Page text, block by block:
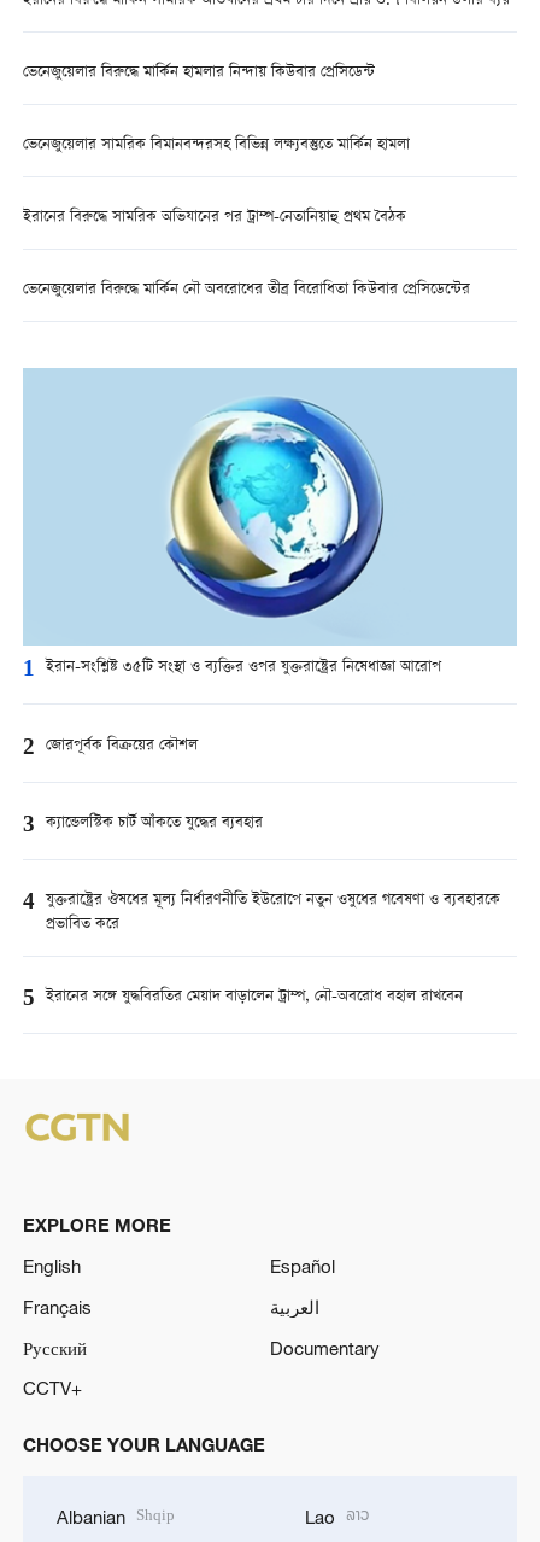
ভেনেজুয়েলার বিরুদ্ধে মার্কিন হামলার নিন্দায় কিউবার প্রেসিডেন্ট
ভেনেজুয়েলার সামরিক বিমানবন্দরসহ বিভিন্ন লক্ষ্যবস্তুতে মার্কিন হামলা
ইরানের বিরুদ্ধে সামরিক অভিযানের পর ট্রাম্প-নেতানিয়াহু প্রথম বৈঠক
ভেনেজুয়েলার বিরুদ্ধে মার্কিন নৌ অবরোধের তীব্র বিরোধিতা কিউবার প্রেসিডেন্টের
1 ইরান-সংশ্লিষ্ট ৩৫টি সংস্থা ও ব্যক্তির ওপর যুক্তরাষ্ট্রের নিষেধাজ্ঞা আরোপ
2 জোরপূর্বক বিক্রয়ের কৌশল
3 ক্যান্ডেলস্টিক চার্ট আঁকতে যুদ্ধের ব্যবহার
4 যুক্তরাষ্ট্রের ঔষধের মূল্য নির্ধারণনীতি ইউরোপে নতুন ওষুধের গবেষণা ও ব্যবহারকে
প্রভাবিত করে
5 ইরানের সঙ্গে যুদ্ধবিরতির মেয়াদ বাড়ালেন ট্রাম্প, নৌ-অবরোধ বহাল রাখবেন
EXPLORE MORE
English
Español
Français
العربية
Русский
Documentary
CCTV+
CHOOSE YOUR LANGUAGE
Albanian Shqip Lao ລາວ